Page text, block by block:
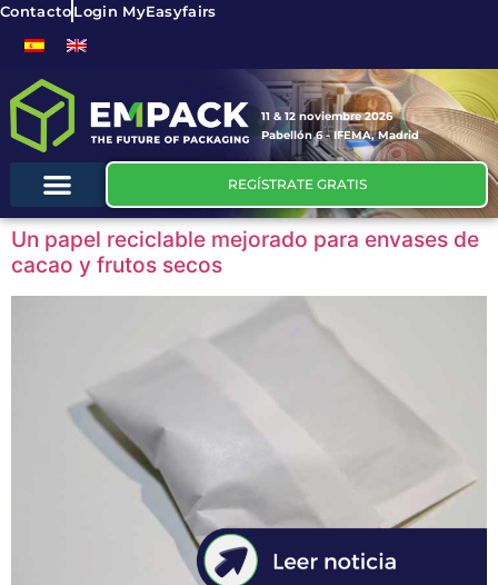
ContactoLogin MyEasyfairs
11 & 12 noviembre 2026
Pabellón 6 - IFEMA, Madrid
REGÍSTRATE GRATIS
Un papel reciclable mejorado para envases de
cacao y frutos secos